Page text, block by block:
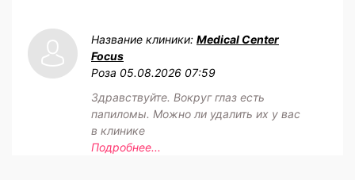
Название клиники: Medical Center
Focus
Роза 05.08.2026 07:59
Здравствуйте. Вокруг глаз есть
папиломы. Можно ли удалить их у вас
в клинике
Подробнее...